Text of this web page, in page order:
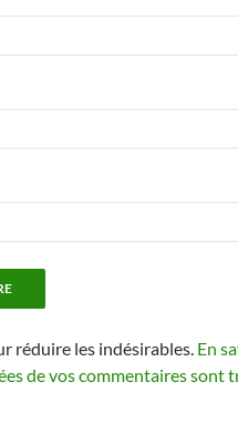
réduire les indésirables. En
de vos commentaires sont